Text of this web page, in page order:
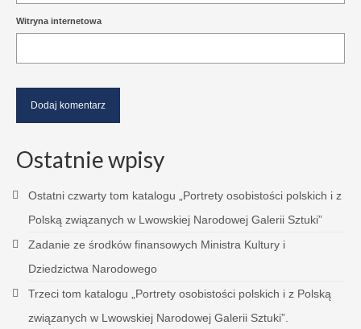
Witryna internetowa
Ostatnie wpisy
Ostatni czwarty tom katalogu „Portrety osobistości polskich i z
Polską związanych w Lwowskiej Narodowej Galerii Sztuki”
Zadanie ze środków finansowych Ministra Kultury i
Dziedzictwa Narodowego
Trzeci tom katalogu „Portrety osobistości polskich i z Polską
związanych w Lwowskiej Narodowej Galerii Sztuki”.